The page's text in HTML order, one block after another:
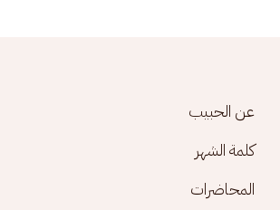
Footer menu
عن الحبيب
كلمة الشهر
المحاضرات